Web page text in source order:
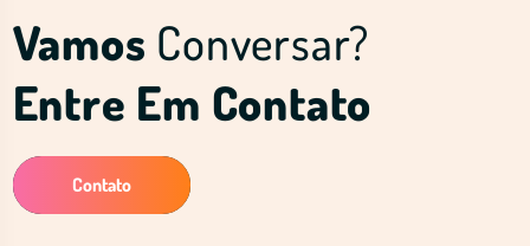
Vamos Conversar?
Entre Em Contato
Contato